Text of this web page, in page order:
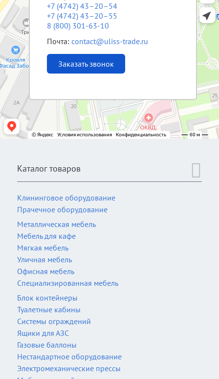
+7 (4742) 43–20–54
+7 (4742) 43–20–55
8 (800) 301-63-10
Почта:contact@uliss-trade.ru
Заказать звонок
Каталог товаров
Клининговое оборудование
Прачечное оборудование
Металлическая мебель
Мебель для кафе
Мягкая мебель
Уличная мебель
Офисная мебель
Специализированная мебель
Блок контейнеры
Туалетные кабины
Системы ограждений
Ящики для АЗС
Газовые баллоны
Нестандартное оборудование
Электромеханические прессы